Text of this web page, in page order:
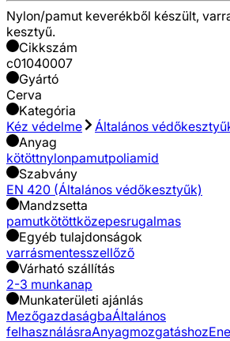
Nylon/pamut keverékből készült,
kesztyű.
Cikkszám
c01040007
Gyártó
Cerva
Kategória
Kéz védelme
Általános
Anyag
kötöttnylonpamutpoliamid
Szabvány
EN 420 (Általános védőkesztyűk)
Mandzsetta
pamutkötöttközepesrugalmas
Egyéb tulajdonságok
varrásmentesszellőző
Várható szállítás
2-3 munkanap
Munkaterületi ajánlás
MezőgazdaságbaÁltalános
felhasználásraAnyagmozgatáshoz